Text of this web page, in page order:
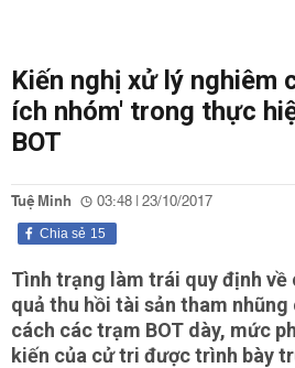
Kiến nghị xử lý nghiêm
ích nhóm' trong thực
BOT
Tuệ Minh 03:48 | 23/10/2017
15
Chia sẻ
Tình trạng làm trái quy định về
quả thu hồi tài sản tham
cách các trạm BOT dày, mức
kiến của cử tri được trình bày